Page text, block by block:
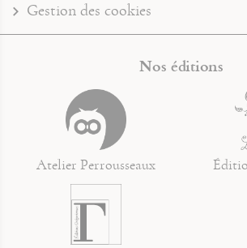
Gestion des cookies
Nos éditions
Atelier Perrousseaux